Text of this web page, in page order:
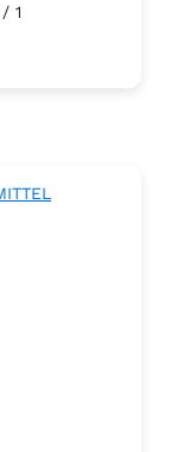
1